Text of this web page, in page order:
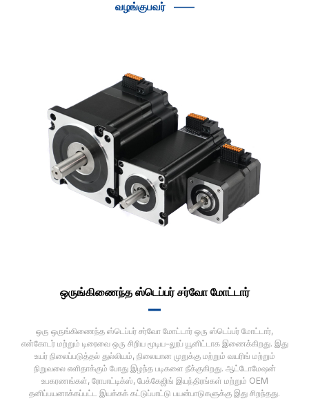
வழங்குபவர்
——
ஒருங்கிணைந்த ஸ்டெப்பர் சர்வோ மோட்டார்
▂▂
ஒரு ஒருங்கிணைந்த ஸ்டெப்பர் சர்வோ மோட்டார் ஒரு ஸ்டெப்பர் மோட்டார்,
என்கோடர் மற்றும் டிரைவை ஒரு சிறிய மூடிய-லூப் யூனிட்டாக இணைக்கிறது. இது
உயர் நிலைப்படுத்தல் துல்லியம், நிலையான முறுக்கு மற்றும் வயரிங் மற்றும்
நிறுவலை எளிதாக்கும் போது இழந்த படிகளை நீக்குகிறது. ஆட்டோமேஷன்
உபகரணங்கள், ரோபாட்டிக்ஸ், பேக்கேஜிங் இயந்திரங்கள் மற்றும் OEM
தனிப்பயனாக்கப்பட்ட இயக்கக் கட்டுப்பாட்டு பயன்பாடுகளுக்கு இது சிறந்தது.